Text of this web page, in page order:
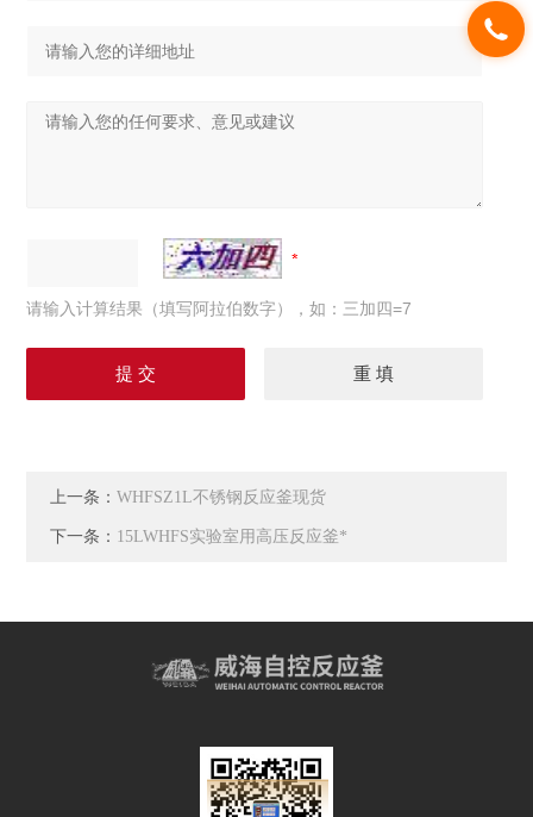
请输入计算结果（填写阿拉伯数字），如：三加四=7
上一条：WHFSZ1L不锈钢反应釜现货
下一条： 15LWHFS实验室用高压反应釜*